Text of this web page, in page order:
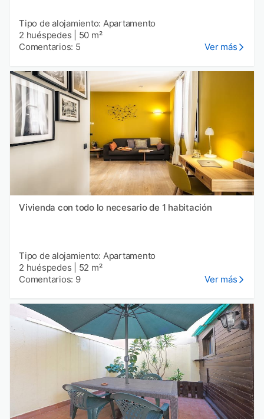
Tipo de alojamiento: Apartamento
2 huéspedes
50 m²
Comentarios: 5
Ver más
Vivienda con todo lo necesario de 1 habitación
Tipo de alojamiento: Apartamento
2 huéspedes
52 m²
Comentarios: 9
Ver más